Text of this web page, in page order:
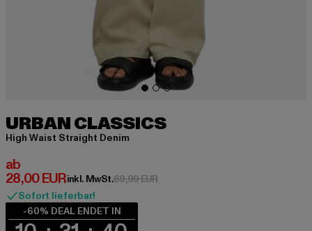
URBAN CLASSICS
High Waist Straight Denim
ab
28,00 EUR
Derzeitiger Preis: ab 28,00 EUR
inkl. MwSt.69,99 EURAktionspreis: 69,99 EUR
Sofort lieferbar!
-60% DEAL ENDET IN